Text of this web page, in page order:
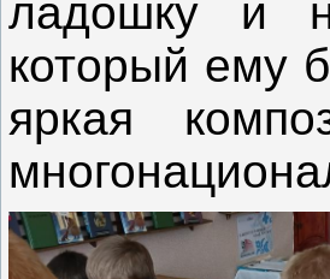
ладошку и
который ему
яркая